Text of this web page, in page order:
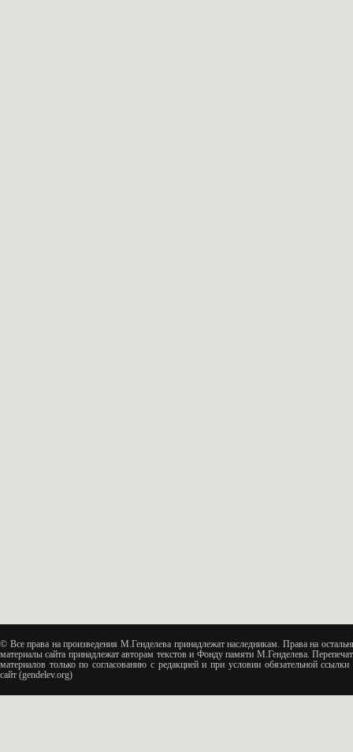
© Все права на произведения М.Генделева принадлежат наследникам. Права на
материалы сайта принадлежат авторам текстов и Фонду памяти М.Генделева.
материалов только по согласованию с редакцией и при условии обязательной ссылки
сайт (gendelev.org)